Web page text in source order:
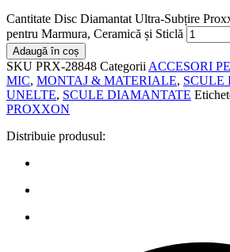
Cantitate Disc Diamantat Ultra-Subțire
pentru Marmura, Ceramică și Sticlă
Adaugă în coș
SKU PRX-28848 Categorii ACCESORI
MIC, MONTAJ & MATERIALE, SCULE
UNELTE, SCULE DIAMANTATE
PROXXON
Distribuie produsul: